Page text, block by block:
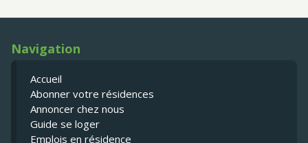
Navigation
Accueil
Abonner votre résidences
Annoncer chez nous
Guide se loger
Emplois en résidence